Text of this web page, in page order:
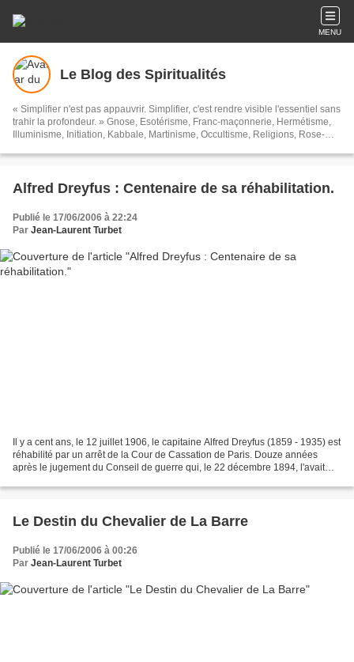
MENU
Le Blog des Spiritualités
« Simplifier n'est pas appauvrir. Simplifier, c'est rendre visible l'essentiel sans
trahir la profondeur. » Gnose, Esotérisme, Franc-maçonnerie, Hermétisme,
Illuminisme, Initiation, Kabbale, Martinisme, Occultisme, Religions, Rose-
sortes de choses...
Alfred Dreyfus : Centenaire de sa réhabilitation.
Publié le 17/06/2006 à 22:24
Par Jean-Laurent Turbet
Il y a cent ans, le 12 juillet 1906, le capitaine Alfred Dreyfus (1859 - 1935) est
réhabilité par un arrêt de la Cour de Cassation de Paris. Douze années
après le jugement du Conseil de guerre qui, le 22 décembre 1894, l'avait
Le Destin du Chevalier de La Barre
Publié le 17/06/2006 à 00:26
Par Jean-Laurent Turbet